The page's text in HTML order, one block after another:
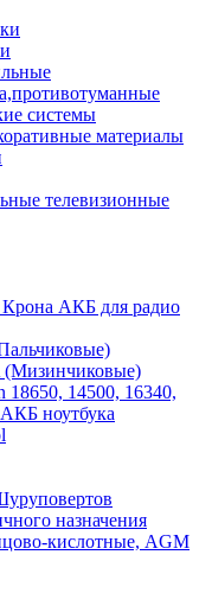
системы
материалы
телевизионные
АКБ для радио
14500, 16340,
ноутбука
назначения
кислотные, AGM